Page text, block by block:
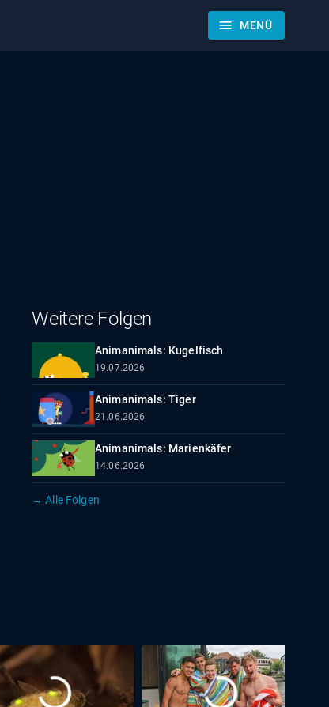
menu MENÜ
Weitere Folgen
Animanimals: Kugelfisch
19.07.2026
Animanimals: Tiger
21.06.2026
Animanimals: Marienkäfer
14.06.2026
→ Alle Folgen